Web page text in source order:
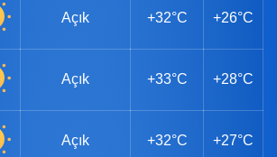
Açık +32°C +26°C
Açık +33°C +28°C
Açık +32°C +27°C